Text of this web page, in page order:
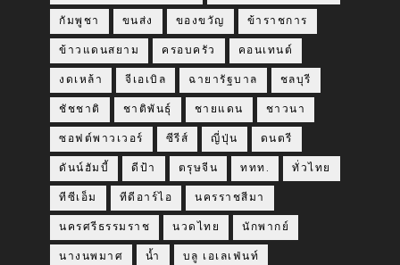
กัมพูชา ขนส่ง ของขวัญ ข้าราชการ
ข้าวแดนสยาม ครอบครัว คอนเทนต์
งดเหล้า จีเอเบิล ฉายารัฐบาล ชลบุรี
ชัชชาติ ชาติพันธุ์ ชายแดน ชาวนา
ซอฟต์พาวเวอร์ ซีรีส์ ญี่ปุ่น ดนตรี
ดันน์ฮัมบี้ ดีป้า ตรุษจีน ททท. ทั่วไทย
ทีซีเอ็ม ทีดีอาร์ไอ นครราชสีมา
นครศรีธรรมราช นวดไทย นักพากย์
นางนพมาศ น้ำ บลู เอเลเฟ่นท์